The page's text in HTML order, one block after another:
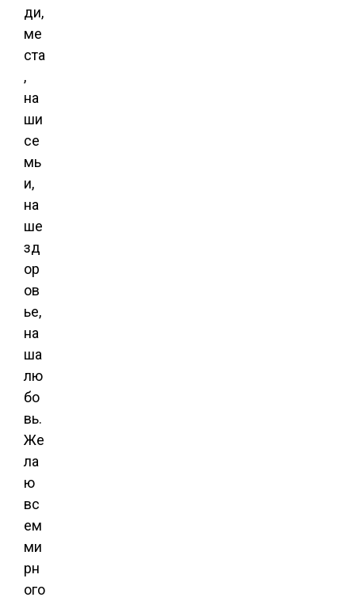
ди,
ме
ста
,
на
ши
се
мь
и,
на
ше
зд
ор
ов
ье,
на
ша
лю
бо
вь.
Же
ла
ю
вс
ем
ми
рн
ого